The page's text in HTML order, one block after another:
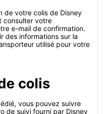
de votre colis de Disney
consulter votre
e-mail de confirmation.
des informations sur la
utilisé pour votre
colis
vous pouvez suivre
de suivi fourni par Disney